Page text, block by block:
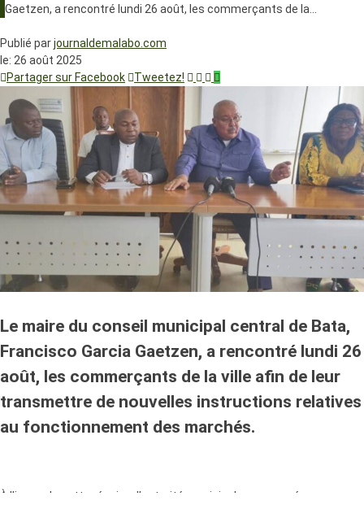
Gaetzen, a rencontré lundi 26 août, les commerçants de la…
Publié parjournaldemalabo.com
le: 26 août 2025
Partager sur Facebook
Tweetez!
Le maire du conseil municipal central de Bata,
Francisco Garcia Gaetzen, a rencontré lundi 26
août, les commerçants de la ville afin de leur
transmettre de nouvelles instructions relatives
au fonctionnement des marchés.
À l’issue de cette réunion, l’autorité municipale a annoncé